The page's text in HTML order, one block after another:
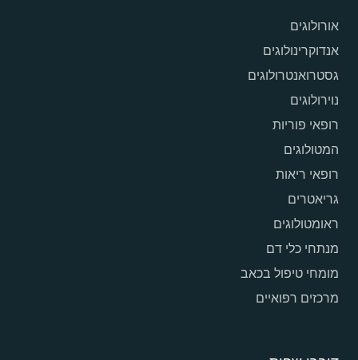
אורולוגים
אנדוקרינולוגים
גסטרואנטרולוגים
נוירולוגים
רופאי פוריות
המטולוגים
רופאי ריאות
גריאטרים
ראומטולוגים
מנתחי כלי דם
מומחי טיפול בכאב
מרכזים רפואיים